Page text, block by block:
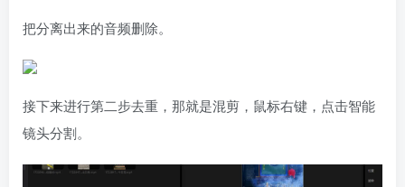
把分离出来的音频删除。
接下来进行第二步去重，那就是混剪，鼠标右键，点击智能
镜头分割。